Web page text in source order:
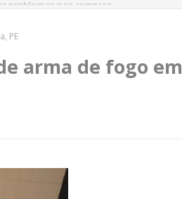
PE
arma de fogo em